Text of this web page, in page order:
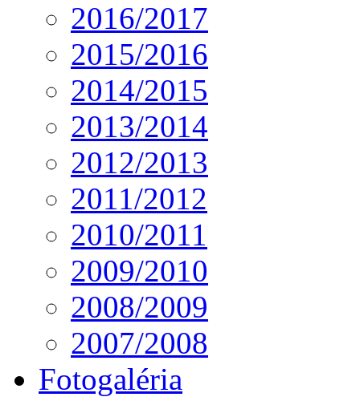
2016/2017
2015/2016
2014/2015
2013/2014
2012/2013
2011/2012
2010/2011
2009/2010
2008/2009
2007/2008
Fotogaléria